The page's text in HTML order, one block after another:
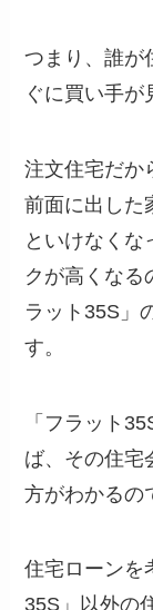
つまり、誰が
ぐに買い手が
注文住宅だか
前面に出した
といけなくな
クが高くなる
ラット35S」
す。
「フラット
ば、その住宅
方がわかるの
住宅ローンを
35S」以外の